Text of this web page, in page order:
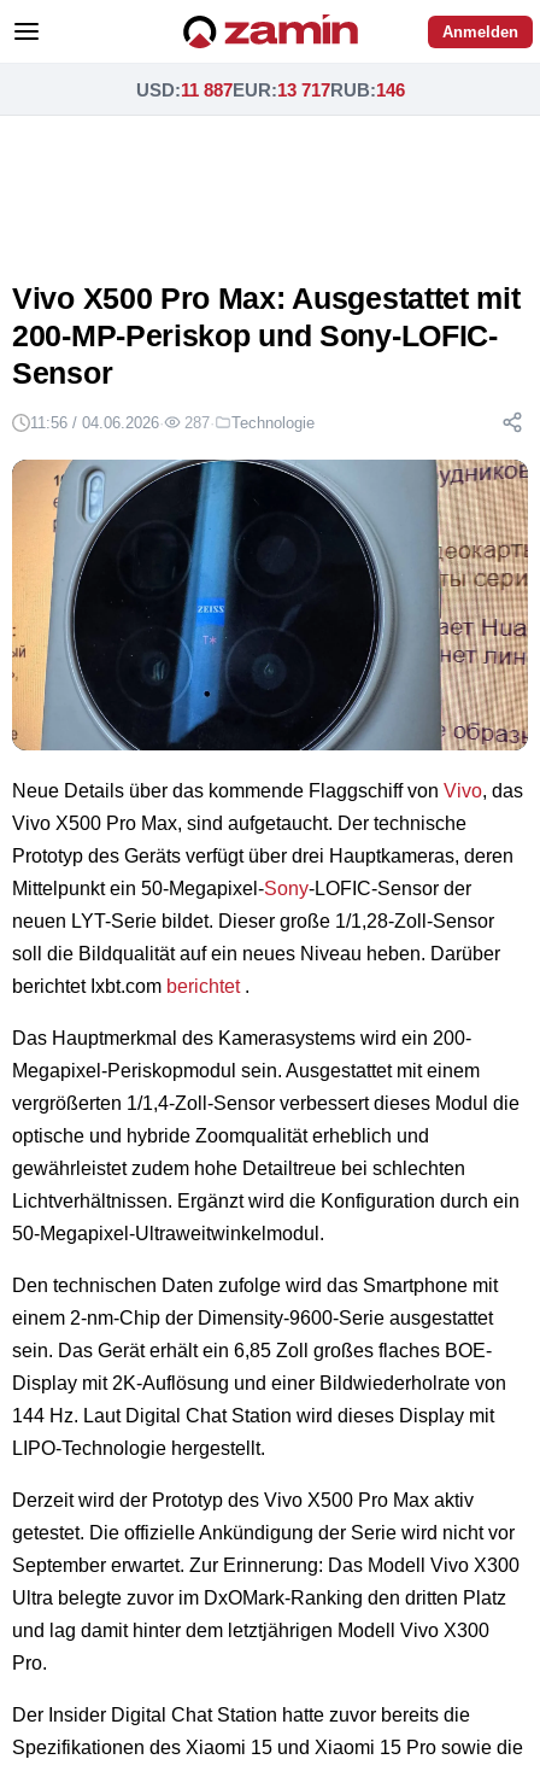
Anmelden
USD:11 887EUR:13 717RUB:146
Vivo X500 Pro Max: Ausgestattet mit
200-MP-Periskop und Sony-LOFIC-
Sensor
11:56 / 04.06.2026· 287· Technologie
Neue Details über das kommende Flaggschiff von Vivo, das
Vivo X500 Pro Max, sind aufgetaucht. Der technische
Prototyp des Geräts verfügt über drei Hauptkameras, deren
Mittelpunkt ein 50-Megapixel-Sony-LOFIC-Sensor der
neuen LYT-Serie bildet. Dieser große 1/1,28-Zoll-Sensor
soll die Bildqualität auf ein neues Niveau heben. Darüber
berichtet Ixbt.com berichtet.
Das Hauptmerkmal des Kamerasystems wird ein 200-
Megapixel-Periskopmodul sein. Ausgestattet mit einem
vergrößerten 1/1,4-Zoll-Sensor verbessert dieses Modul die
optische und hybride Zoomqualität erheblich und
gewährleistet zudem hohe Detailtreue bei schlechten
Lichtverhältnissen. Ergänzt wird die Konfiguration durch ein
50-Megapixel-Ultraweitwinkelmodul.
Den technischen Daten zufolge wird das Smartphone mit
einem 2-nm-Chip der Dimensity-9600-Serie ausgestattet
sein. Das Gerät erhält ein 6,85 Zoll großes flaches BOE-
Display mit 2K-Auflösung und einer Bildwiederholrate von
144 Hz. Laut Digital Chat Station wird dieses Display mit
LIPO-Technologie hergestellt.
Derzeit wird der Prototyp des Vivo X500 Pro Max aktiv
getestet. Die offizielle Ankündigung der Serie wird nicht vor
September erwartet. Zur Erinnerung: Das Modell Vivo X300
Ultra belegte zuvor im DxOMark-Ranking den dritten Platz
und lag damit hinter dem letztjährigen Modell Vivo X300
Pro.
Der Insider Digital Chat Station hatte zuvor bereits die
Spezifikationen des Xiaomi 15 und Xiaomi 15 Pro sowie die